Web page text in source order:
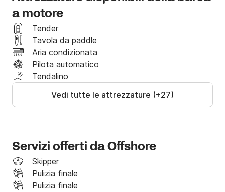
a motore
Tender
Tavola da paddle
Aria condizionata
Pilota automatico
Tendalino
Vedi tutte le attrezzature (+27)
Servizi offerti da Offshore
Skipper
Pulizia finale
Pulizia finale